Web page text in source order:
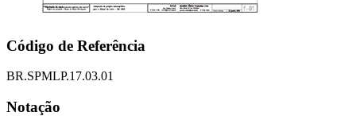
Código de Referência
BR.SPMLP.17.03.01
Notação